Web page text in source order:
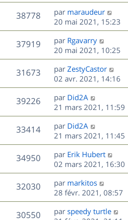
a
g
e
e
s
s
a
g
e
s
e
r
m
e
s
s
a
g
e
u
e
s
r
n
i
e
r
m
e
s
s
a
g
e
38778V
u
s
D
e
r
n
i
e
r
m
e
s
s
a
g
e
par maraudeur
20 mai 2021, 15:23
37919V
u
e
D
e
r
n
i
e
r
m
e
s
s
a
g
e
par Rgavarry
20 mai 2021, 10:25
31673V
u
e
D
e
r
n
i
e
r
m
e
s
s
a
g
e
par ZestyCastor
02 avr. 2021, 14:16
39226V
u
s
D
e
r
n
i
e
r
m
e
s
s
a
g
par Did2A
21 mars 2021, 11:59
33414V
u
s
D
e
r
n
i
e
r
m
e
s
par Did2A
21 mars 2021, 11:45
34950V
u
s
D
e
r
n
i
e
r
par Erik Hubert
02 mars 2021, 16:30
32030V
u
D
e
r
n
par markitos
28 févr. 2021, 08:57
30550V
D
par speedy turtle